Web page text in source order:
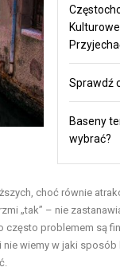
Sprawdź
Baseny
wybrać?
choć równie
„tak” – nie
problemem są
wiemy w jaki sposób